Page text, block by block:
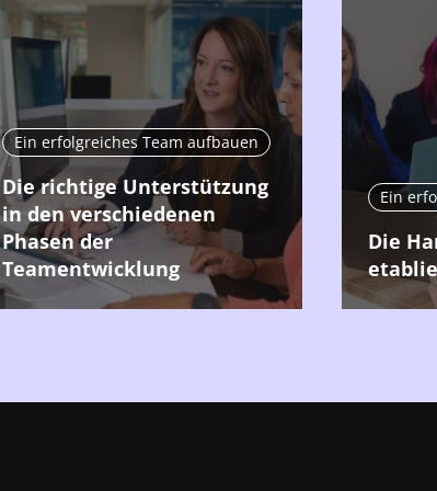
Ein erfolgreiches Team aufbauen
Die richtige Unterstützung
in den verschiedenen
Phasen der
Teamentwicklung
Ein
Die